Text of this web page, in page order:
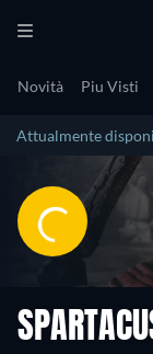
Novità Piu Visti
Attualmente